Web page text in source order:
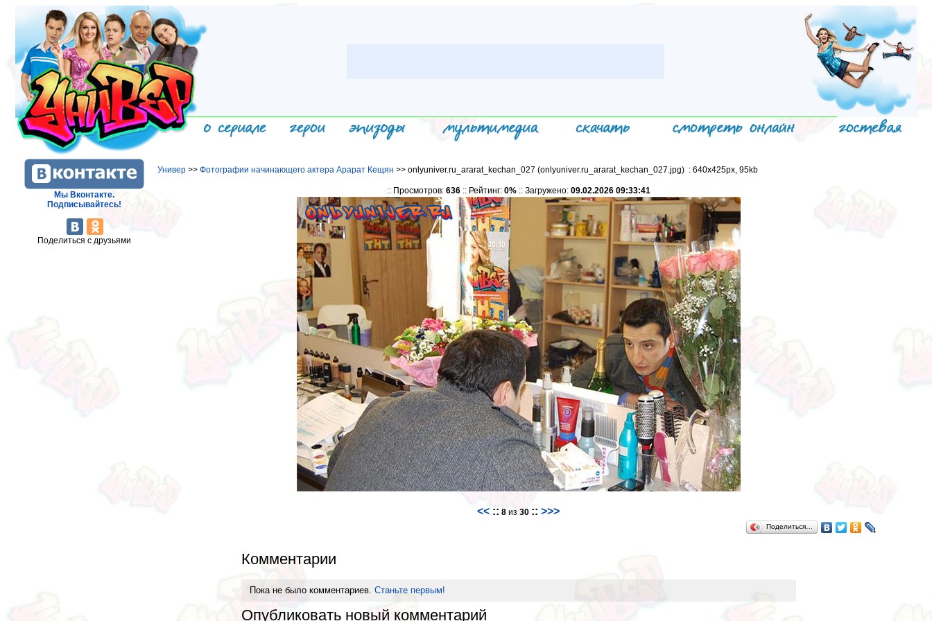
Мы Вконтакте.
Подписывайтесь!
Поделиться с друзьями
Универ >> Фотографии начинающего актера Арарат Кещян >> onlyuniver.ru_ararat_kechan_027 (onlyuniver.ru_ararat_kechan_027.jpg) : 640x425px, 95kb
:: Просмотров: 636:: Рейтинг: 0%:: Загружено: 09.02.2026 09:33:41
<< :: 8 из 30 :: >>>
Поделиться…
Комментарии
Пока не было комментариев. Станьте первым!
Опубликовать новый комментарий